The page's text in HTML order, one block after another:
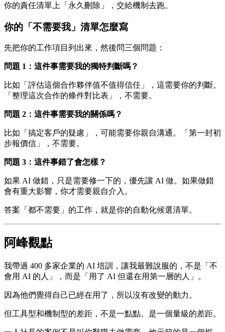
你的責任清單上「永久刪除」，交給機制去跑。
你的「不需要我」清單怎麼寫
先把你的工作項目列出來，然後問三個問題：
問題 1：這件事需要我的獨特判斷嗎？
比如「評估這個合作夥伴值不值得信任」，這需要你的判斷。
「整理這次合作的條件對比表」，不需要。
問題 2：這件事需要我的關係嗎？
比如「搞定客戶的疑慮」，可能需要你親自溝通。「第一封初
步報價信」，不需要。
問題 3：這件事錯了會怎樣？
如果 AI 做錯，只是需要修一下的，優先讓 AI 做。如果做錯
會有重大影響，你才需要親自介入。
答案「都不需要」的工作，就是你的自動化候選清單。
阿峰觀點
我帶過 400 多家企業的 AI 培訓，讓我最難說服的，不是「不
會用 AI 的人」，而是「用了 AI 但還在用第一層的人」。
因為他們覺得自己已經在用了，所以沒有改變的動力。
但工具型和機制型的差距，不是一點點。是一個量級的差距。